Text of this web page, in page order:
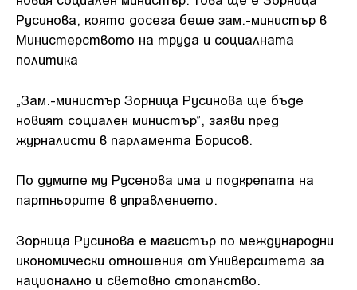
Русинова, която досега беше зам.-министър в
Министерството на труда и социалната
политика
„Зам.-министър Зорница Русинова ще бъде
новият социален министър”, заяви пред
журналисти в парламента Борисов.
По думите му Русенова има и подкрепата на
партньорите в управлението.
Зорница Русинова е магистър по международни
икономически отношения от Университета за
национално и световно стопанство.